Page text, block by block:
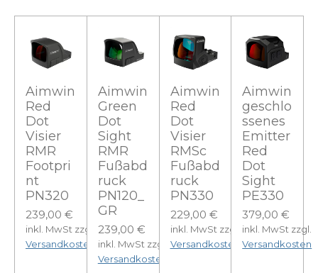
Aimwin
Red
Dot
Visier
RMR
Footpri
nt
PN320
239,00 €
inkl. MwSt zzgl.
Versandkosten
Aimwin
Green
Dot
Sight
RMR
Fußabd
ruck
PN120_
GR
239,00 €
inkl. MwSt zzgl.
Versandkosten
Aimwin
Red
Dot
Visier
RMSc
Fußabd
ruck
PN330
229,00 €
inkl. MwSt zzgl.
Versandkosten
Aimwin
geschlo
ssenes
Emitter
Red
Dot
Sight
PE330
379,00 €
inkl. MwSt zzgl.
Versandkosten